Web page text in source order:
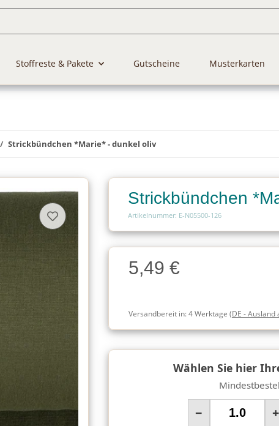
Stoffreste & Pakete Gutscheine Musterkarten
Strickbündchen *Marie* - dunkel oliv
Strickbündchen
Artikelnummer: E-N05500-126
Charge
Charge5,49 €
Versandbereit in:4 Werktage (DE - Ausland
Wählen Sie hier
− +